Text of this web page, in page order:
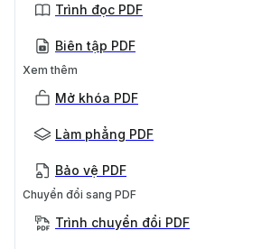
Trình đọc PDF
Biên tập PDF
Xem thêm
Mở khóa PDF
Làm phẳng PDF
Bảo vệ PDF
Chuyển đổi sang PDF
Trình chuyển đổi PDF